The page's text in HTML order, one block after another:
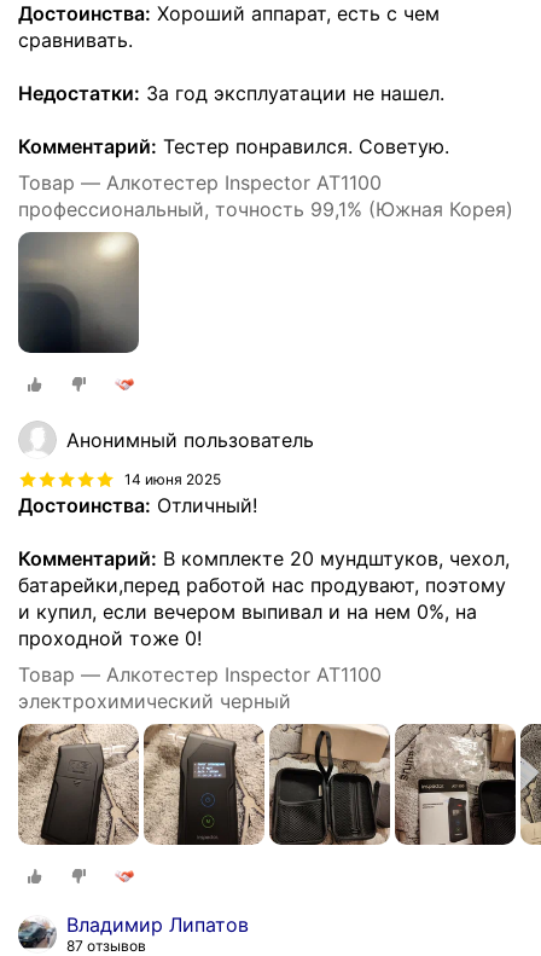
Достоинства: Хороший аппарат, есть с чем
сравнивать.
Недостатки: За год эксплуатации не нашел.
Комментарий: Тестер понравился. Советую.
Товар — Алкотестер Inspector AT1100
профессиональный, точность 99,1% (Южная Корея)
Анонимный пользователь
14 июня 2025
Достоинства: Отличный!
Комментарий: В комплекте 20 мундштуков, чехол,
батарейки,перед работой нас продувают, поэтому
и купил, если вечером выпивал и на нем 0%, на
проходной тоже 0!
Товар — Алкотестер Inspector AT1100
электрохимический черный
Владимир Липатов
87 отзывов